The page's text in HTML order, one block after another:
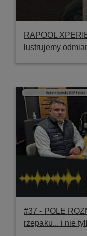
RAPOOL
lustrujemy
#37 ‐ POLE
rzepaku... i nie